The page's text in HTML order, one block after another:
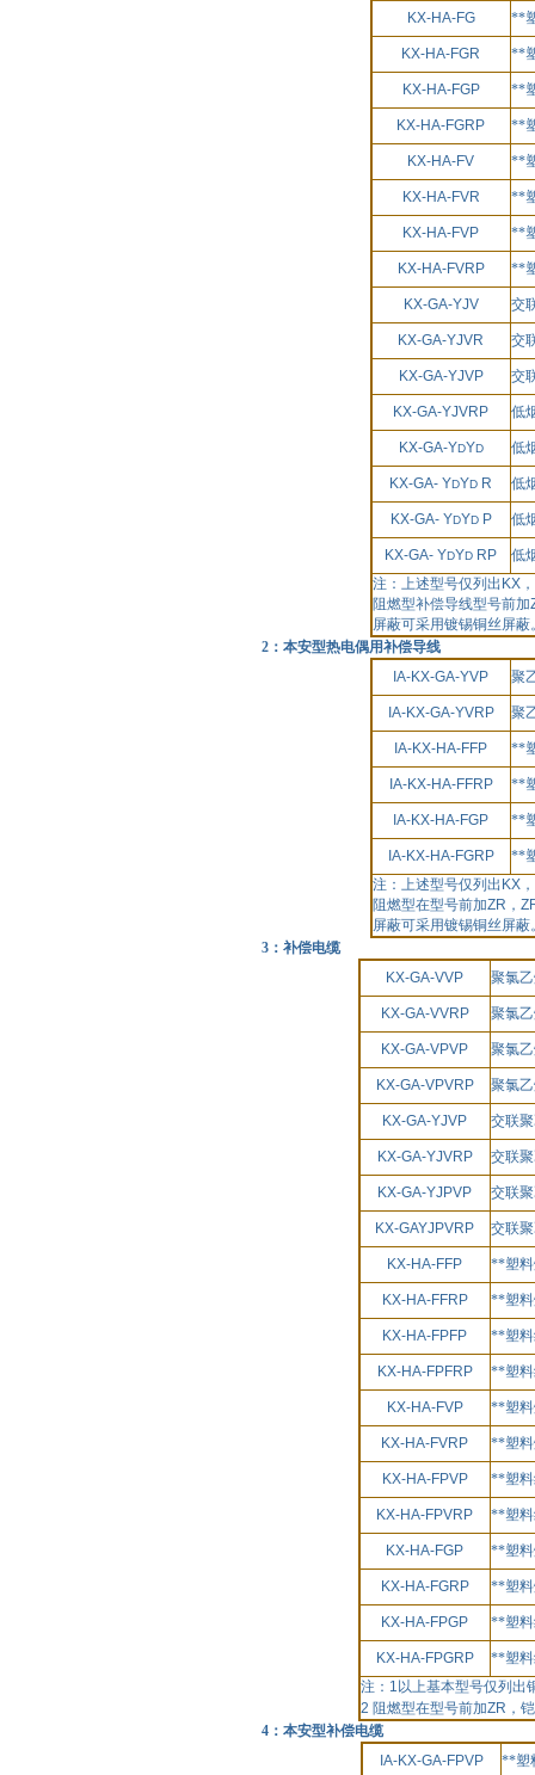
KX-HA-FG **
KX-HA-FGR **
KX-HA-FGP **
KX-HA-FGRP **
KX-HA-FV **
KX-HA-FVR **
KX-HA-FVP **
KX-HA-FVRP **
KX-GA-YJV 交
KX-GA-YJVR 交
KX-GA-YJVP 交
KX-GA-YJVRP 低
KX-GA-YDYD 低
KX-GA- YDYD R 低
KX-GA- YDYDP 低
KX-GA- YDYD RP
低
注：上述型号仅列出 KX
阻燃型补偿导线型号前加
屏蔽可采用镀锡铜丝屏蔽
2：本安型热电偶用补偿导线
IA-KX-GA-YVP
聚
IA-KX-GA-YVRP 聚
IA-KX-HA-FFP **
IA-KX-HA-FFRP **
IA-KX-HA-FGP **
IA-KX-HA-FGRP
**
注：上述型号仅列出 KX
阻燃型在型号前加ZR ，
屏蔽可采用镀锡铜丝屏蔽
3：补偿电缆
KX-GA-VVP
聚氯
KX-GA-VVRP 聚氯
KX-GA-VPVP 聚氯
KX-GA-VPVRP 聚氯
KX-GA-YJVP 交联
KX-GA-YJVRP 交联
KX-GA-YJPVP 交联
KX-GAYJPVRP 交联
KX-HA-FFP **塑料
KX-HA-FFRP **塑料
KX-HA-FPFP **塑料
KX-HA-FPFRP **塑料
KX-HA-FVP **塑料
KX-HA-FVRP **塑料
KX-HA-FPVP **塑料
KX-HA-FPVRP **塑料
KX-HA-FGP **塑料
KX-HA-FGRP **塑料
KX-HA-FPGP **塑料
KX-HA-FPGRP
**塑料
注： 1 以上基本型号仅列出
2 阻燃型在型号前加ZR ，
4：本安型补偿电缆
IA-KX-GA-FPVP
**塑